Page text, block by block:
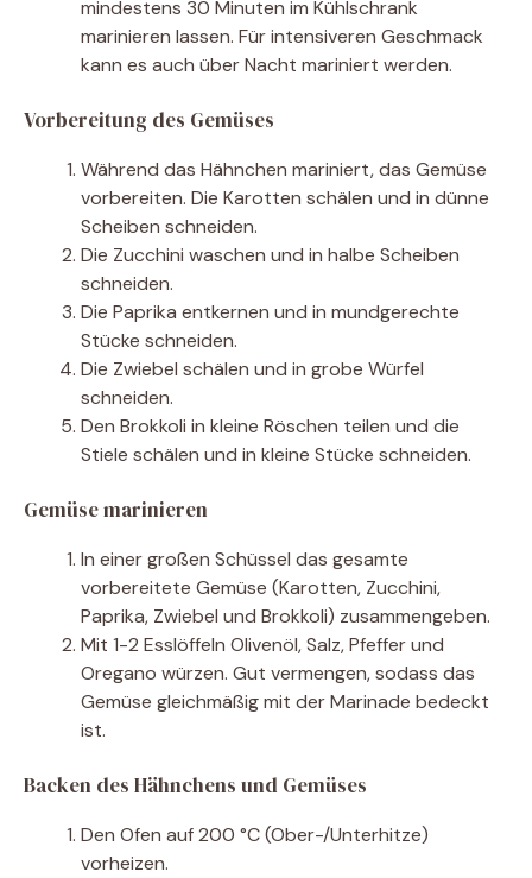
mindestens 30 Minuten im Kühlschrank
marinieren lassen. Für intensiveren Geschmack
kann es auch über Nacht mariniert werden.
Vorbereitung des Gemüses
Während das Hähnchen mariniert, das Gemüse
vorbereiten. Die Karotten schälen und in dünne
Scheiben schneiden.
Die Zucchini waschen und in halbe Scheiben
schneiden.
Die Paprika entkernen und in mundgerechte
Stücke schneiden.
Die Zwiebel schälen und in grobe Würfel
schneiden.
Den Brokkoli in kleine Röschen teilen und die
Stiele schälen und in kleine Stücke schneiden.
Gemüse marinieren
In einer großen Schüssel das gesamte
vorbereitete Gemüse (Karotten, Zucchini,
Paprika, Zwiebel und Brokkoli) zusammengeben.
Mit 1-2 Esslöffeln Olivenöl, Salz, Pfeffer und
Oregano würzen. Gut vermengen, sodass das
Gemüse gleichmäßig mit der Marinade bedeckt
ist.
Backen des Hähnchens und Gemüses
Den Ofen auf 200 °C (Ober-/Unterhitze)
vorheizen.